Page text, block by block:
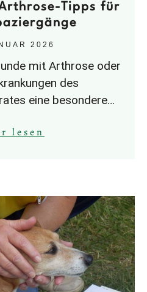
Tipps für
2026
mit Arthrose oder
des
eine besondere
Schmerzen verstärken,
lesen